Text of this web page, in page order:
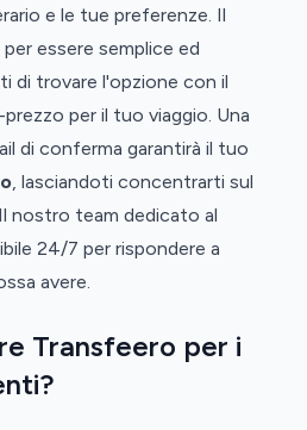
e le tue preferenze. Il
essere semplice ed
di trovare l'opzione con il
per il tuo viaggio. Una
di conferma garantirà il tuo
, lasciandoti concentrarti sul
nostro team dedicato al
24/7 per rispondere a
avere.
Transfeero per i